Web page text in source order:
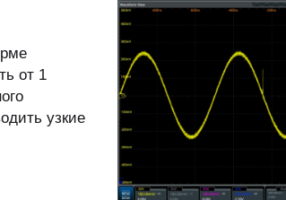
от 1
узкие